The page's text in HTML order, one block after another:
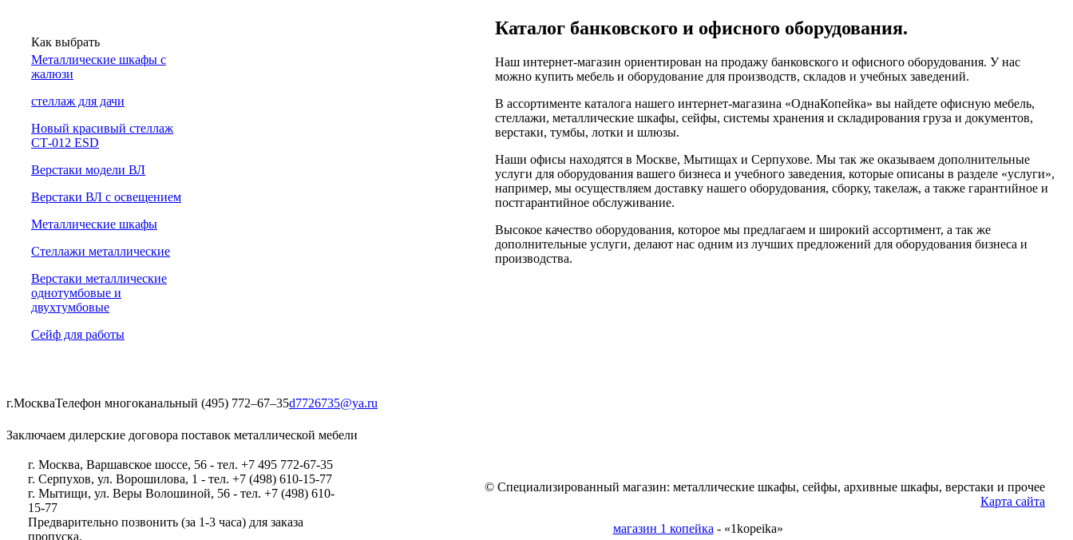
Как выбрать
Металлические шкафы с
жалюзи
cтеллаж для дачи
Новый красивый стеллаж
СТ-012 ESD
Верстаки модели ВЛ
Верстаки ВЛ с освещением
Металлические шкафы
Стеллажи металлические
Верстаки металлические
однотумбовые и
двухтумбовые
Сейф для работы
Каталог банковского и офисного оборудования.
Наш интернет-магазин ориентирован на продажу банковского и офисного оборудования. У нас
можно купить мебель и оборудование для производств, складов и учебных заведений.
В ассортименте каталога нашего интернет-магазина «ОднаКопейка» вы найдете офисную мебель,
стеллажи, металлические шкафы, сейфы, системы хранения и складирования груза и документов,
верстаки, тумбы, лотки и шлюзы.
Наши офисы находятся в Москве, Мытищах и Серпухове. Мы так же оказываем дополнительные
услуги для оборудования вашего бизнеса и учебного заведения, которые описаны в разделе «услуги»,
например, мы осуществляем доставку нашего оборудования, сборку, такелаж, а также гарантийное и
постгарантийное обслуживание.
Высокое качество оборудования, которое мы предлагаем и широкий ассортимент, а так же
дополнительные услуги, делают нас одним из лучших предложений для оборудования бизнеса и
производства.
г.МоскваТелефон многоканальный (495) 772‒67‒35d7726735@ya.ru
Заключаем дилерские договора поставок металлической мебели
г. Москва, Варшавское шоссе, 56 - тел. +7 495 772-67-35
г. Серпухов, ул. Ворошилова, 1 - тел. +7 (498) 610-15-77
г. Мытищи, ул. Веры Волошиной, 56 - тел. +7 (498) 610-
15-77
Предварительно позвонить (за 1-3 часа) для заказа
пропуска.
© Специализированный магазин: металлические шкафы, сейфы, архивные шкафы, верстаки и прочее
Карта сайта
магазин 1 копейка - «1kopeika»